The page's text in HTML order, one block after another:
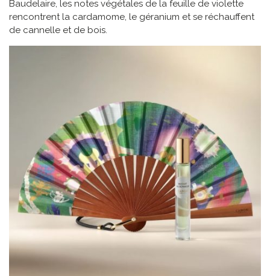
Baudelaire, les notes végétales de la feuille de violette
rencontrent la cardamome, le géranium et se réchauffent
de cannelle et de bois.